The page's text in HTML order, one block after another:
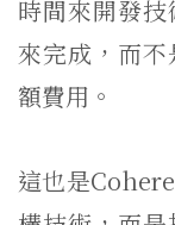
時間來開發
來完成，而
額費用。
這也是